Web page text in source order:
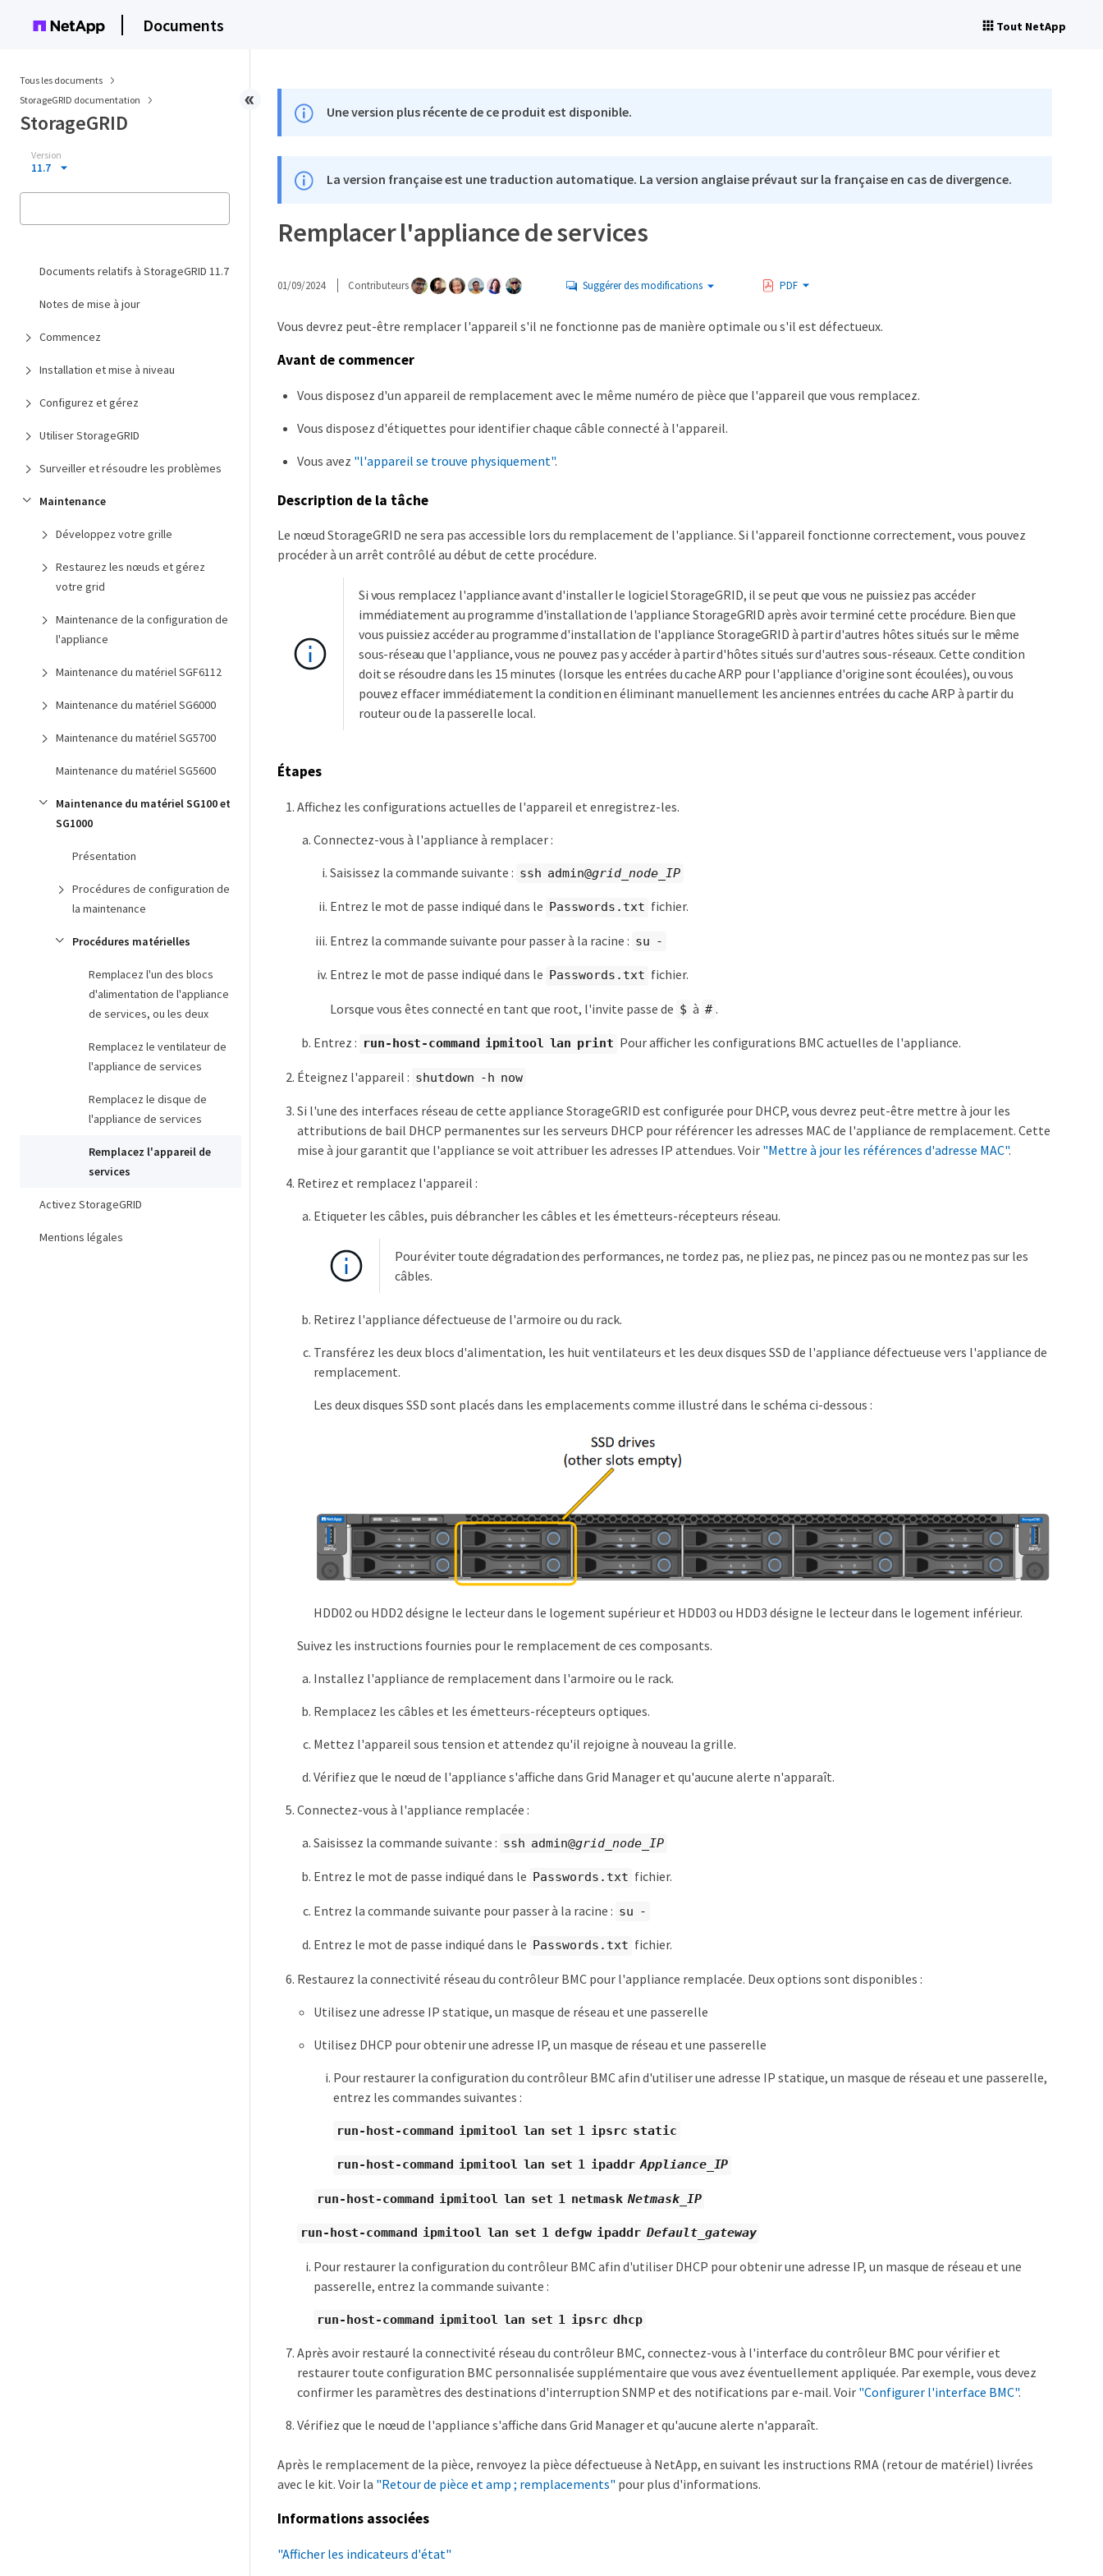
Documents Tout NetApp
Tous les documents
StorageGRID documentation
StorageGRID
Version
11.7
Documents relatifs à StorageGRID 11.7
Notes de mise à jour
Commencez
Installation et mise à niveau
Configurez et gérez
Utiliser StorageGRID
Surveiller et résoudre les problèmes
Maintenance
Développez votre grille
Restaurez les nœuds et gérez
votre grid
Maintenance de la configuration de
l'appliance
Maintenance du matériel SGF6112
Maintenance du matériel SG6000
Maintenance du matériel SG5700
Maintenance du matériel SG5600
Maintenance du matériel SG100 et
SG1000
Présentation
Procédures de configuration de
la maintenance
Procédures matérielles
Remplacez l'un des blocs
d'alimentation de l'appliance
de services, ou les deux
Remplacez le ventilateur de
l'appliance de services
Remplacez le disque de
l'appliance de services
Remplacez l'appareil de
services
Activez StorageGRID
Mentions légales
Une version plus récente de ce produit est disponible.
La version française est une traduction automatique. La version anglaise prévaut sur la française en cas de divergence.
Remplacer l'appliance de services
01/09/2024 Contributeurs Suggérer des modifications PDF
Vous devrez peut-être remplacer l'appareil s'il ne fonctionne pas de manière optimale ou s'il est défectueux.
Avant de commencer
Vous disposez d'un appareil de remplacement avec le même numéro de pièce que l'appareil que vous remplacez.
Vous disposez d'étiquettes pour identifier chaque câble connecté à l'appareil.
Vous avez "l'appareil se trouve physiquement".
Description de la tâche
Le nœud StorageGRID ne sera pas accessible lors du remplacement de l'appliance. Si l'appareil fonctionne correctement, vous pouvez
procéder à un arrêt contrôlé au début de cette procédure.
Si vous remplacez l'appliance avant d'installer le logiciel StorageGRID, il se peut que vous ne puissiez pas accéder
immédiatement au programme d'installation de l'appliance StorageGRID après avoir terminé cette procédure. Bien que
vous puissiez accéder au programme d'installation de l'appliance StorageGRID à partir d'autres hôtes situés sur le même
sous-réseau que l'appliance, vous ne pouvez pas y accéder à partir d'hôtes situés sur d'autres sous-réseaux. Cette condition
doit se résoudre dans les 15 minutes (lorsque les entrées du cache ARP pour l'appliance d'origine sont écoulées), ou vous
pouvez effacer immédiatement la condition en éliminant manuellement les anciennes entrées du cache ARP à partir du
routeur ou de la passerelle local.
Étapes
Affichez les configurations actuelles de l'appareil et enregistrez-les.
Connectez-vous à l'appliance à remplacer :
Saisissez la commande suivante : ssh admin@grid_node_IP
Entrez le mot de passe indiqué dans le Passwords.txt fichier.
Entrez la commande suivante pour passer à la racine : su -
Entrez le mot de passe indiqué dans le Passwords.txt fichier.
Lorsque vous êtes connecté en tant que root, l'invite passe de $ à # .
Entrez : run-host-command ipmitool lan print Pour afficher les configurations BMC actuelles de l'appliance.
Éteignez l'appareil : shutdown -h now
Si l'une des interfaces réseau de cette appliance StorageGRID est configurée pour DHCP, vous devrez peut-être mettre à jour les
attributions de bail DHCP permanentes sur les serveurs DHCP pour référencer les adresses MAC de l'appliance de remplacement. Cette
mise à jour garantit que l'appliance se voit attribuer les adresses IP attendues. Voir "Mettre à jour les références d'adresse MAC".
Retirez et remplacez l'appareil :
Etiqueter les câbles, puis débrancher les câbles et les émetteurs-récepteurs réseau.
Pour éviter toute dégradation des performances, ne tordez pas, ne pliez pas, ne pincez pas ou ne montez pas sur les
câbles.
Retirez l'appliance défectueuse de l'armoire ou du rack.
Transférez les deux blocs d'alimentation, les huit ventilateurs et les deux disques SSD de l'appliance défectueuse vers l'appliance de
remplacement.
Les deux disques SSD sont placés dans les emplacements comme illustré dans le schéma ci-dessous :
HDD02 ou HDD2 désigne le lecteur dans le logement supérieur et HDD03 ou HDD3 désigne le lecteur dans le logement inférieur.
Suivez les instructions fournies pour le remplacement de ces composants.
Installez l'appliance de remplacement dans l'armoire ou le rack.
Remplacez les câbles et les émetteurs-récepteurs optiques.
Mettez l'appareil sous tension et attendez qu'il rejoigne à nouveau la grille.
Vérifiez que le nœud de l'appliance s'affiche dans Grid Manager et qu'aucune alerte n'apparaît.
Connectez-vous à l'appliance remplacée :
Saisissez la commande suivante : ssh admin@grid_node_IP
Entrez le mot de passe indiqué dans le Passwords.txt fichier.
Entrez la commande suivante pour passer à la racine : su -
Entrez le mot de passe indiqué dans le Passwords.txt fichier.
Restaurez la connectivité réseau du contrôleur BMC pour l'appliance remplacée. Deux options sont disponibles :
Utilisez une adresse IP statique, un masque de réseau et une passerelle
Utilisez DHCP pour obtenir une adresse IP, un masque de réseau et une passerelle
Pour restaurer la configuration du contrôleur BMC afin d'utiliser une adresse IP statique, un masque de réseau et une passerelle,
entrez les commandes suivantes :
run-host-command ipmitool lan set 1 ipsrc static
run-host-command ipmitool lan set 1 ipaddrAppliance_IP
run-host-command ipmitool lan set 1 netmaskNetmask_IP
run-host-command ipmitool lan set 1 defgw ipaddr Default_gateway
Pour restaurer la configuration du contrôleur BMC afin d'utiliser DHCP pour obtenir une adresse IP, un masque de réseau et une
passerelle, entrez la commande suivante :
run-host-command ipmitool lan set 1 ipsrc dhcp
Après avoir restauré la connectivité réseau du contrôleur BMC, connectez-vous à l'interface du contrôleur BMC pour vérifier et
restaurer toute configuration BMC personnalisée supplémentaire que vous avez éventuellement appliquée. Par exemple, vous devez
confirmer les paramètres des destinations d'interruption SNMP et des notifications par e-mail. Voir "Configurer l'interface BMC".
Vérifiez que le nœud de l'appliance s'affiche dans Grid Manager et qu'aucune alerte n'apparaît.
Après le remplacement de la pièce, renvoyez la pièce défectueuse à NetApp, en suivant les instructions RMA (retour de matériel) livrées
avec le kit. Voir la "Retour de pièce et amp ; remplacements" pour plus d'informations.
Informations associées
"Afficher les indicateurs d'état"